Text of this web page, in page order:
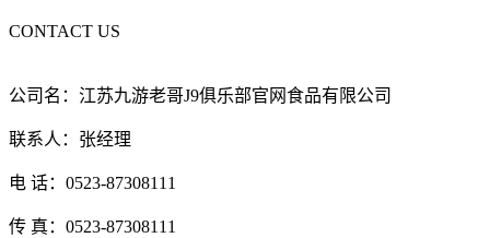
CONTACT US
公司名：江苏九游老哥J9俱乐部官网食品有限公司
联系人：张经理
电 话：0523-87308111
传 真：0523-87308111